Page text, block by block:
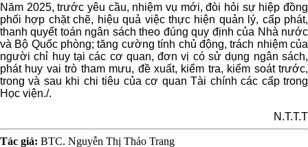
Năm 2025, trước yêu cầu, nhiệm vụ mới, đòi hỏi sự hiệp đồng
phối hợp chặt chẽ, hiệu quả việc thực hiện quản lý, cấp phát,
thanh quyết toán ngân sách theo đúng quy định của Nhà nước
và Bộ Quốc phòng; tăng cường tính chủ động, trách nhiệm của
người chỉ huy tại các cơ quan, đơn vị có sử dụng ngân sách,
phát huy vai trò tham mưu, đề xuất, kiểm tra, kiểm soát trước,
trong và sau khi chi tiêu của cơ quan Tài chính các cấp trong
Học viện./.
N.T.T.T
Tác giả: BTC. Nguyễn Thị Thảo Trang